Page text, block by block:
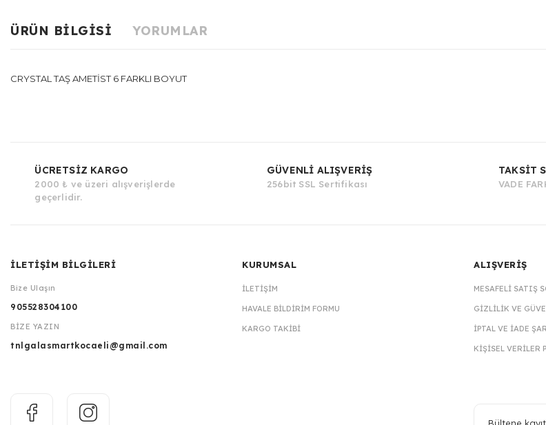
ÜRÜN BILGISI YORUMLAR
CRYSTAL TAŞ AMETİST 6 FARKLI BOYUT
ÜCRETSİZ KARGO
2000 ₺ ve üzeri alışverişlerde
geçerlidir.
GÜVENLİ ALIŞVERİŞ
256bit SSL Sertifikası
TAKSİT
VADE
İLETİŞİM BİLGİLERİ
Bize Ulaşın
905528304100
BİZE YAZIN
tnlgalasmartkocaeli@gmail.com
KURUMSAL
İLETIŞIM
HAVALE BILDIRIM FORMU
KARGO TAKIBI
ALIŞVERİŞ
MESAFELI SATIŞ
GIZLILIK VE
İPTAL VE İADE
KIŞISEL VERILER